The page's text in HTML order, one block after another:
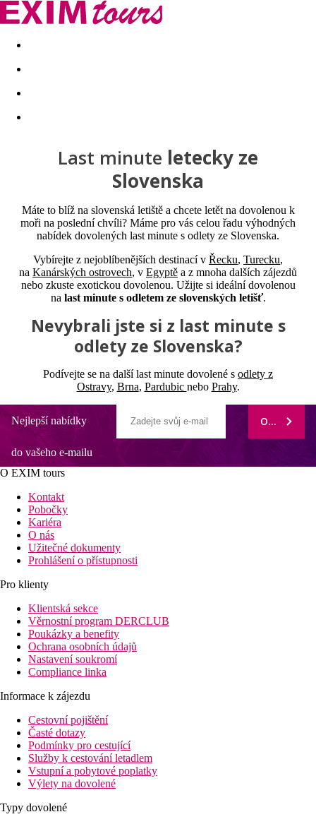
Akční nabídky Last minute
Last minute letecky ze
Slovenska
Máte to blíž na slovenská letiště a chcete letět na dovolenou k
moři na poslední chvíli? Máme pro vás celou řadu výhodných
nabídek dovolených last minute s odlety ze Slovenska.
Vybírejte z nejoblíbenějších destinací v Řecku, Turecku,
na Kanárských ostrovech, v Egyptě a z mnoha dalších zájezdů
nebo zkuste exotickou dovolenou. Užijte si ideální dovolenou
na last minute s odletem ze slovenských letišť.
Nevybrali jste si z last minute s
odlety ze Slovenska?
Podívejte se na další last minute dovolené s odlety z
Ostravy, Brna, Pardubic nebo Prahy.
Nejlepší nabídky
do vašeho e-mailu
ODEBÍRAT
O EXIM tours
Kontakt
Pobočky
Kariéra
O nás
Užitečné dokumenty
Prohlášení o přístupnosti
Pro klienty
Klientská sekce
Věrnostní program DERCLUB
Poukázky a benefity
Ochrana osobních údajů
Nastavení soukromí
Compliance linka
Informace k zájezdu
Cestovní pojištění
Časté dotazy
Podmínky pro cestující
Služby k cestování letadlem
Vstupní a pobytové poplatky
Výlety na dovolené
Typy dovolené